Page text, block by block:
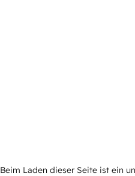
Beim Laden dieser Seite ist ein